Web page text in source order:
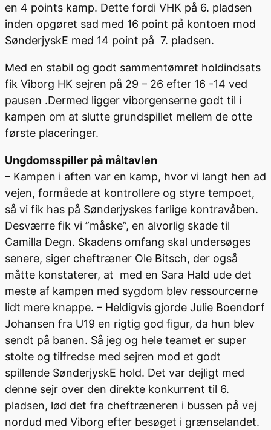
en 4 points kamp. Dette fordi VHK på 6. pladsen
inden opgøret sad med 16 point på kontoen mod
SønderjyskE med 14 point på 7. pladsen.
Med en stabil og godt sammentømret holdindsats
fik Viborg HK sejren på 29 – 26 efter 16 -14 ved
pausen .Dermed ligger viborgenserne godt til i
kampen om at slutte grundspillet mellem de otte
første placeringer.
Ungdomsspiller på måltavlen
– Kampen i aften var en kamp, hvor vi langt hen ad
vejen, formåede at kontrollere og styre tempoet,
så vi fik has på Sønderjyskes farlige kontravåben.
Desværre fik vi ”måske”, en alvorlig skade til
Camilla Degn. Skadens omfang skal undersøges
senere, siger cheftræner Ole Bitsch, der også
måtte konstaterer, at med en Sara Hald ude det
meste af kampen med sygdom blev ressourcerne
lidt mere knappe. – Heldigvis gjorde Julie Boendorf
Johansen fra U19 en rigtig god figur, da hun blev
sendt på banen. Så jeg og hele teamet er super
stolte og tilfredse med sejren mod et godt
spillende SønderjyskE hold. Det var dejligt med
denne sejr over den direkte konkurrent til 6.
pladsen, lød det fra cheftræneren i bussen på vej
nordud med Viborg efter besøget i grænselandet.